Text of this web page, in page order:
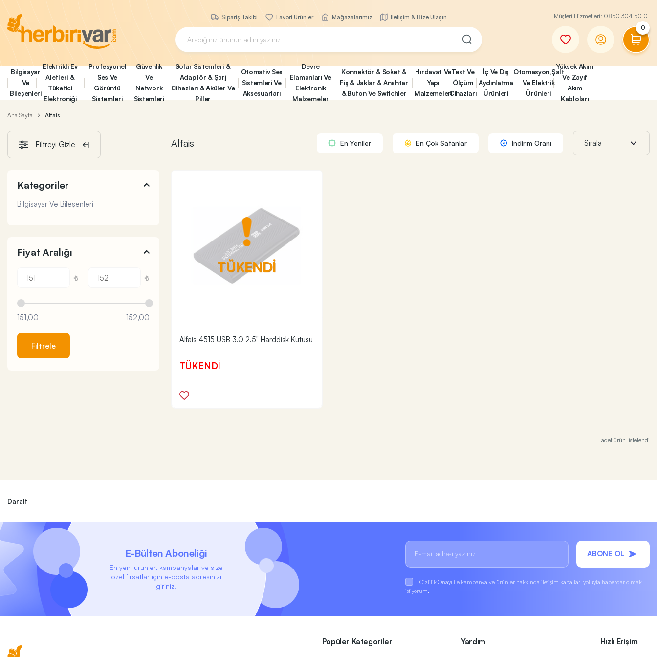
Sipariş Takibi Favori Ürünler Mağazalarımız İletişim & Bize Ulaşın Müşteri Hizmetleri: 0850 304 50 01
0
Bilgisayar
Ve
Bileşenleri
Elektrikli Ev
Aletleri &
Tüketici
Elektroniği
Profesyonel
Ses Ve
Görüntü
Sistemleri
Güvenlik
Ve
Network
Sistemleri
Solar Sistemleri &
Adaptör & Şarj
Cihazları & Aküler Ve
Piller
Otomativ Ses
Sistemleri Ve
Aksesuarları
Devre
Elamanları Ve
Elektronik
Malzemeler
Konnektör & Soket &
Fiş & Jaklar & Anahtar
& Buton Ve Switchler
Hırdavat Ve
Yapı
Malzemeleri
Test Ve
Ölçüm
Cihazları
İç Ve Dış
Aydınlatma
Ürünleri
Otomasyon,Şalt
Ve Elektrik
Ürünleri
Yüksek Akım
Ve Zayıf
Akım
Kabloları
Ana Sayfa Alfais
Kategoriler
Bilgisayar Ve Bileşenleri
Fiyat Aralığı
-
151,00 152,00
Filtrele
Filtreyi Gizle İndirim Oranı
En Çok Satanlar
En Yeniler
Alfais
TÜKENDİ
Alfais 4515 USB 3.0 2.5" Harddisk Kutusu
TÜKENDİ
1 adet ürün listelendi
Daralt
E-Bülten Aboneliği
En yeni ürünler, kampanyalar ve size
özel fırsatlar için e-posta adresinizi
giriniz.
ABONE OL
Gizlilik Onayı ile kampanya ve ürünler hakkında iletişim kanalları yoluyla haberdar olmak
istiyorum.
Popüler Kategoriler Yardım Hızlı Erişim